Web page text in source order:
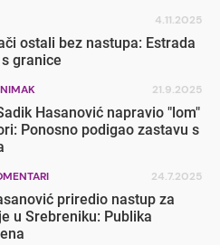
4.11.2025
ostali bez nastupa: Estrada
granice
21.9.2025
Hasanović napravio "lom"
Ponosno podigao zastavu s
24.7.2025
priredio nastup za
u Srebreniku: Publika